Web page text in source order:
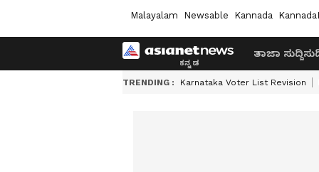
Malayalam Newsable Kannada
ತಾಜಾ ಸುದ್ದಿ
TRENDING : Karnataka Voter List Revision